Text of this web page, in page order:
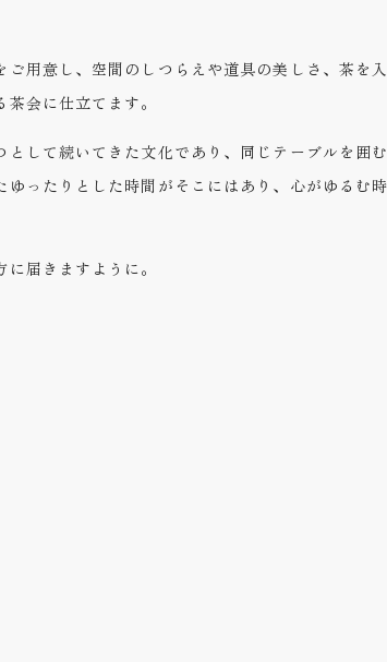
用意し、空間のしつらえや道具の美しさ、茶を
会に仕立てます。
して続いてきた文化であり、同じテーブルを囲
ったりとした時間がそこにはあり、心がゆるむ
届きますように。